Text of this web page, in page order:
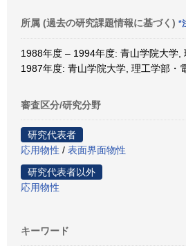
所属 (過去の研究課題情報に基づく) *
1988年度 – 1994年度: 青山学院大学,
1987年度: 青山学院大学, 理工学部・
審査区分/研究分野
研究代表者
応用物性 / 表面界面物性
研究代表者以外
応用物性
キーワード